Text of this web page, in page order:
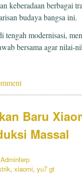
keberadaan berbagai
budaya bangsa ini.
tengah modernisasi,
bersama agar nilai-
Baru
Massal
Adminferp
, xiaomi, yu7 gt